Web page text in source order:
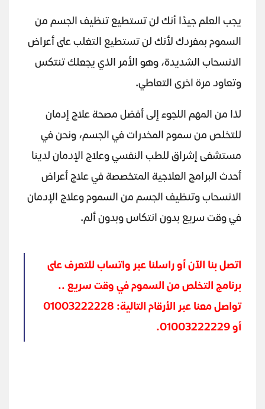
يجب العلم جيدًا أنك لن تستطيع تنظيف الجسم من
السموم بمفردك لأنك لن تستطيع التغلب على أعراض
الانسحاب الشديدة، وهو الأمر الذي يجعلك تنتكس
وتعاود مرة اخرى التعاطي.
لذا من المهم اللجوء إلى أفضل مصحة علاج إدمان
للتخلص من سموم المخدرات في الجسم، ونحن في
مستشفى إشراق للطب النفسي وعلاج الإدمان لدينا
أحدث البرامج العلاجية المتخصصة في علاج أعراض
الانسحاب وتنظيف الجسم من السموم وعلاج الإدمان
في وقت سريع بدون انتكاس وبدون ألم.
اتصل بنا الآن أو راسلنا عبر واتساب للتعرف على
برنامج التخلص من السموم في وقت سريع ..
تواصل معنا عبر الأرقام التالية: 01003222228
أو 01003222229.